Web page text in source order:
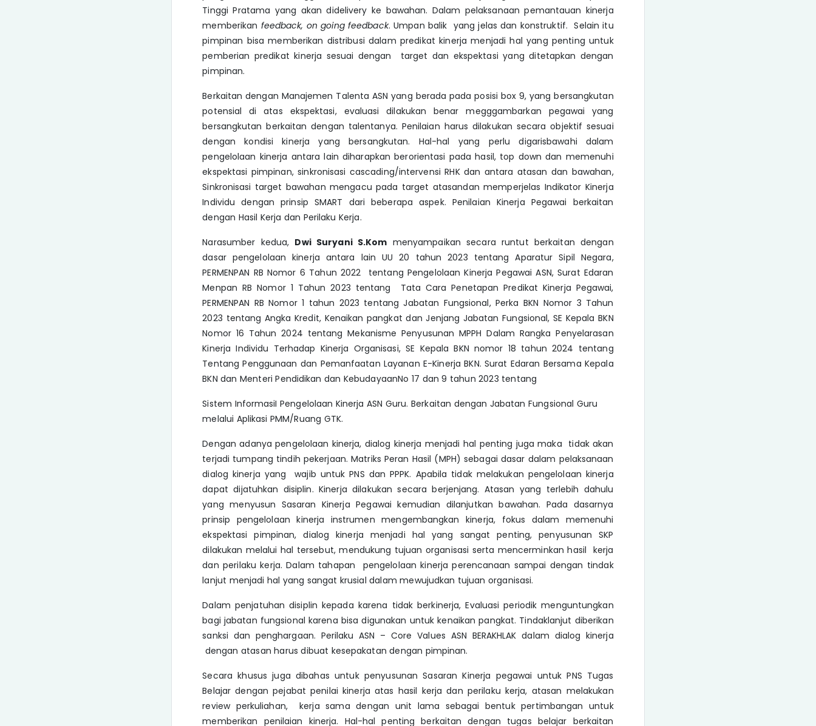
Tinggi Pratama yang akan didelivery ke bawahan. Dalam pelaksanaan pemantauan kinerja
memberikan feedback, on going feedback. Umpan balik yang jelas dan konstruktif. Selain itu
pimpinan bisa memberikan distribusi dalam predikat kinerja menjadi hal yang penting untuk
pemberian predikat kinerja sesuai dengan target dan ekspektasi yang ditetapkan dengan
pimpinan.
Berkaitan dengan Manajemen Talenta ASN yang berada pada posisi box 9, yang bersangkutan
potensial di atas ekspektasi, evaluasi dilakukan benar megggambarkan pegawai yang
bersangkutan berkaitan dengan talentanya. Penilaian harus dilakukan secara objektif sesuai
dengan kondisi kinerja yang bersangkutan. Hal-hal yang perlu digarisbawahi dalam
pengelolaan kinerja antara lain diharapkan berorientasi pada hasil, top down dan memenuhi
ekspektasi pimpinan, sinkronisasi cascading/intervensi RHK dan antara atasan dan bawahan,
Sinkronisasi target bawahan mengacu pada target atasandan memperjelas Indikator Kinerja
Individu dengan prinsip SMART dari beberapa aspek. Penilaian Kinerja Pegawai berkaitan
dengan Hasil Kerja dan Perilaku Kerja.
Narasumber kedua, Dwi Suryani S.Kom menyampaikan secara runtut berkaitan dengan
dasar pengelolaan kinerja antara lain UU 20 tahun 2023 tentang Aparatur Sipil Negara,
PERMENPAN RB Nomor 6 Tahun 2022 tentang Pengelolaan Kinerja Pegawai ASN, Surat Edaran
Menpan RB Nomor 1 Tahun 2023 tentang Tata Cara Penetapan Predikat Kinerja Pegawai,
PERMENPAN RB Nomor 1 tahun 2023 tentang Jabatan Fungsional, Perka BKN Nomor 3 Tahun
2023 tentang Angka Kredit, Kenaikan pangkat dan Jenjang Jabatan Fungsional, SE Kepala BKN
Nomor 16 Tahun 2024 tentang Mekanisme Penyusunan MPPH Dalam Rangka Penyelarasan
Kinerja Individu Terhadap Kinerja Organisasi, SE Kepala BKN nomor 18 tahun 2024 tentang
Tentang Penggunaan dan Pemanfaatan Layanan E-Kinerja BKN. Surat Edaran Bersama Kepala
BKN dan Menteri Pendidikan dan KebudayaanNo 17 dan 9 tahun 2023 tentang
Sistem InformasiI Pengelolaan Kinerja ASN Guru. Berkaitan dengan Jabatan Fungsional Guru
melalui Aplikasi PMM/Ruang GTK.
Dengan adanya pengelolaan kinerja, dialog kinerja menjadi hal penting juga maka tidak akan
terjadi tumpang tindih pekerjaan. Matriks Peran Hasil (MPH) sebagai dasar dalam pelaksanaan
dialog kinerja yang wajib untuk PNS dan PPPK. Apabila tidak melakukan pengelolaan kinerja
dapat dijatuhkan disiplin. Kinerja dilakukan secara berjenjang. Atasan yang terlebih dahulu
yang menyusun Sasaran Kinerja Pegawai kemudian dilanjutkan bawahan. Pada dasarnya
prinsip pengelolaan kinerja instrumen mengembangkan kinerja, fokus dalam memenuhi
ekspektasi pimpinan, dialog kinerja menjadi hal yang sangat penting, penyusunan SKP
dilakukan melalui hal tersebut, mendukung tujuan organisasi serta mencerminkan hasil kerja
dan perilaku kerja. Dalam tahapan pengelolaan kinerja perencanaan sampai dengan tindak
lanjut menjadi hal yang sangat krusial dalam mewujudkan tujuan organisasi.
Dalam penjatuhan disiplin kepada karena tidak berkinerja, Evaluasi periodik menguntungkan
bagi jabatan fungsional karena bisa digunakan untuk kenaikan pangkat. Tindaklanjut diberikan
sanksi dan penghargaan. Perilaku ASN – Core Values ASN BERAKHLAK dalam dialog kinerja
dengan atasan harus dibuat kesepakatan dengan pimpinan.
Secara khusus juga dibahas untuk penyusunan Sasaran Kinerja pegawai untuk PNS Tugas
Belajar dengan pejabat penilai kinerja atas hasil kerja dan perilaku kerja, atasan melakukan
review perkuliahan, kerja sama dengan unit lama sebagai bentuk pertimbangan untuk
memberikan penilaian kinerja. Hal-hal penting berkaitan dengan tugas belajar berkaitan